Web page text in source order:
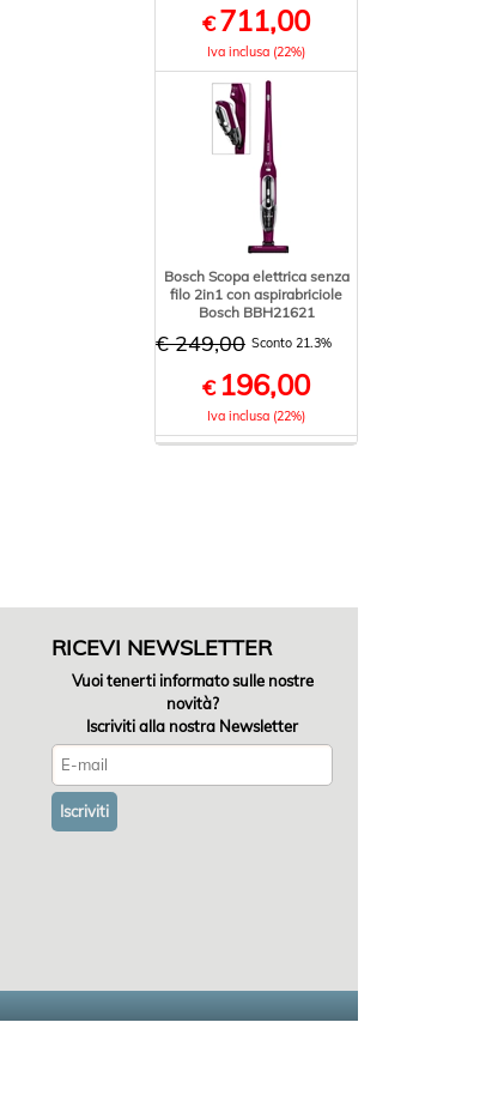
€711,00
Iva inclusa (22%)
Bosch Scopa elettrica senza
filo 2in1 con aspirabriciole
Bosch BBH21621
€ 249,00 Sconto 21.3%
€ 196,00
Iva inclusa (22%)
RICEVI NEWSLETTER
Vuoi tenerti informato sulle nostre
novità?
Iscriviti alla nostra Newsletter